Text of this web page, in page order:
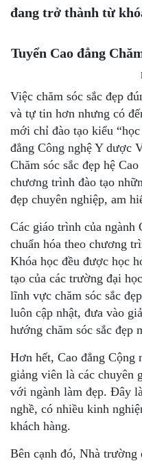
đang trở thành từ
Tuyển Cao đẳng
Việc chăm sóc sắc đẹp
và tự tin hơn nhưng có
mới chỉ đào tạo kiểu
đẳng Công nghệ Y dược
Chăm sóc sắc đẹp hệ
chương trình đào tạo
đẹp chuyên nghiệp, am
Các giáo trình của ngành
chuẩn hóa theo chương
Khóa học đều được học
tạo của các trường đại
lĩnh vực chăm sóc sắc
luôn cập nhật, đưa vào
hướng chăm sóc sắc đẹp
Hơn hết, Cao đẳng Cộng
giảng viên là các chuyên
với ngành làm đẹp. Đây
nghề, có nhiều kinh
khách hàng.
Bên cạnh đó, Nhà trường